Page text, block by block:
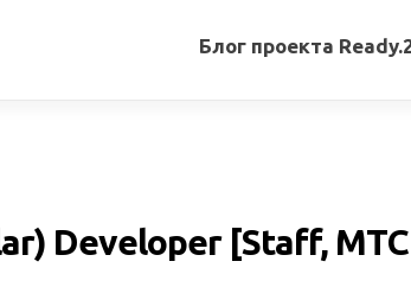
Блог проекта
Авторские
Developer [Staff,